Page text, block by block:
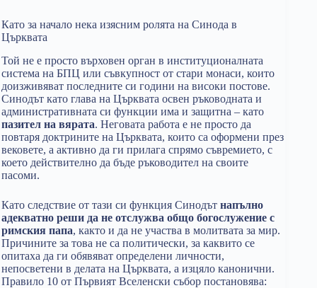
Като за начало нека изясним ролята на Синода в
Църквата
Той не е просто върховен орган в институционалната
система на БПЦ или съвкупност от стари монаси, които
доизживяват последните си години на високи постове.
Синодът като глава на Църквата освен ръководната и
административната си функции има и защитна – като
пазител на вярата. Неговата работа е не просто да
повтаря доктрините на Църквата, които са оформени през
вековете, а активно да ги прилага спрямо съвремието, с
което действително да бъде ръководител на своите
пасоми.
Като следствие от тази си функция Синодът напълно
адекватно реши да не отслужва общо богослужение с
римския папа, както и да не участва в молитвата за мир.
Причините за това не са политически, за каквито се
опитаха да ги обявяват определени личности,
непосветени в делата на Църквата, а изцяло канонични.
Правило 10 от Първият Вселенски събор постановява: